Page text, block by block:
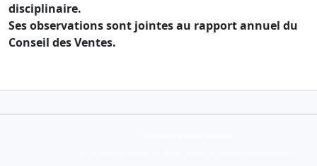
disciplinaire.
Ses observations sont jointes au rapport annuel du
Conseil des Ventes.